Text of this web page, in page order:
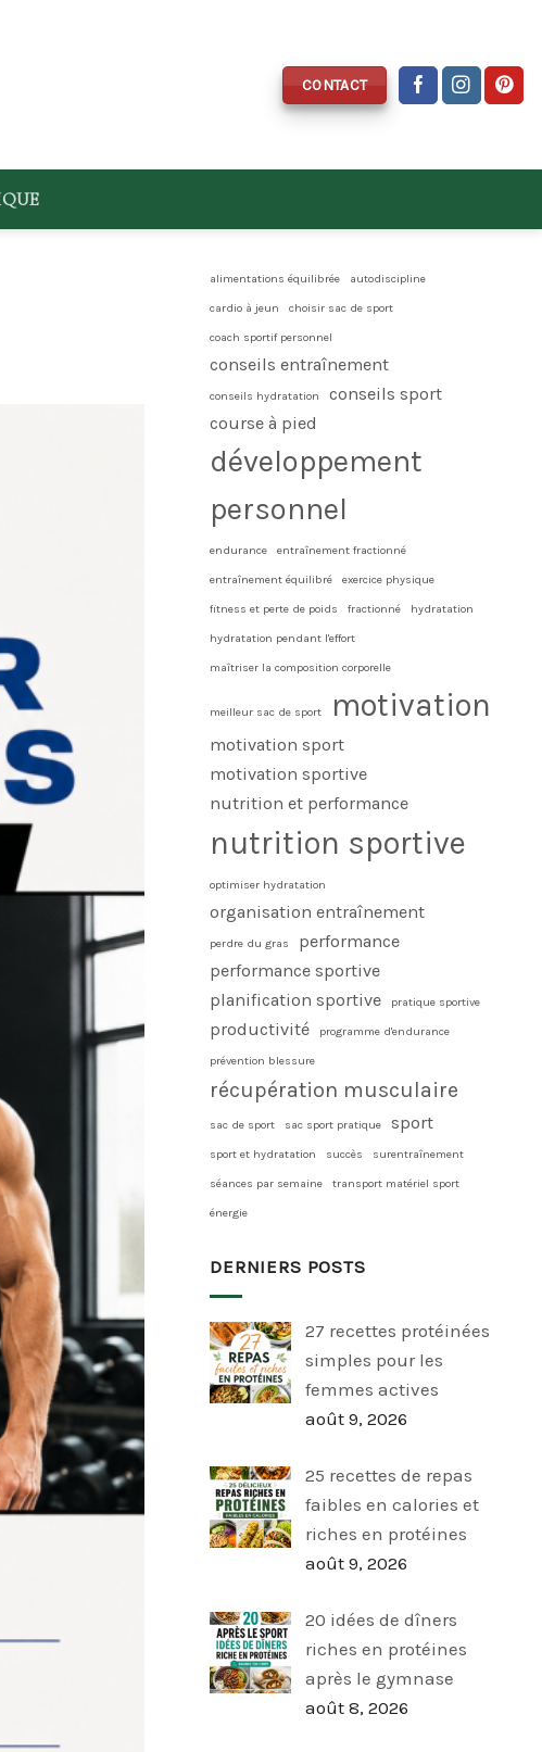
CONTACT
alimentations équilibrée autodiscipline
cardio à jeun choisir sac de sport
coach sportif personnel
conseils entraînement
conseils hydratation
conseils sport
course à pied
développement
personnel
endurance entraînement fractionné
entraînement équilibré exercice physique
fitness et perte de poids fractionné hydratation
hydratation pendant l'effort
maîtriser la composition corporelle
meilleur sac de sport motivation
motivation sport
motivation sportive
nutrition et performance
nutrition sportive
optimiser hydratation
organisation entraînement
perdre du gras
performance
performance sportive
planification sportive
pratique sportive
productivité programme d'endurance
prévention blessure
récupération musculaire
sac de sport sac sport pratique sport
sport et hydratation succès surentraînement
séances par semaine transport matériel sport
énergie
DERNIERS POSTS
27 recettes protéinées
simples pour les
femmes actives
août 9, 2026
25 recettes de repas
faibles en calories et
riches en protéines
août 9, 2026
20 idées de dîners
riches en protéines
après le gymnase
août 8, 2026